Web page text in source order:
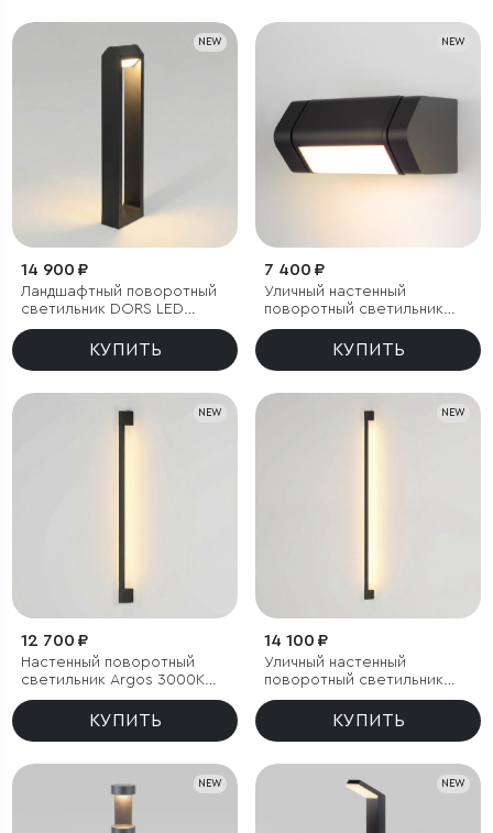
NEW
14 900 ₽
Ландшафтный поворотный
светильник DORS LED
3000K IP54
КУПИТЬ
NEW
7 400 ₽
Уличный настенный
поворотный светильник
DORS 3000K черный
КУПИТЬ
NEW
12 700 ₽
Настенный поворотный
светильник Argos 3000K
черный IP54
КУПИТЬ
NEW
14 100 ₽
Уличный настенный
поворотный светильник
Argos 3000K черный
КУПИТЬ
NEW NEW